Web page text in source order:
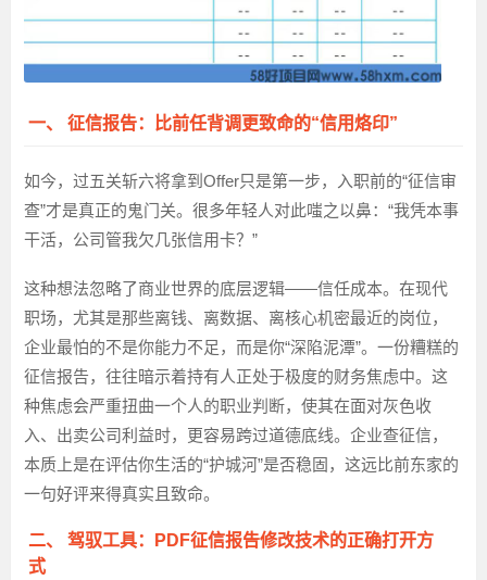
一、 征信报告：比前任背调更致命的“信用烙印”
如今，过五关斩六将拿到Offer只是第一步，入职前的“征信审
查”才是真正的鬼门关。很多年轻人对此嗤之以鼻：“我凭本事
干活，公司管我欠几张信用卡？”
这种想法忽略了商业世界的底层逻辑——信任成本。在现代
职场，尤其是那些离钱、离数据、离核心机密最近的岗位，
企业最怕的不是你能力不足，而是你“深陷泥潭”。一份糟糕的
征信报告，往往暗示着持有人正处于极度的财务焦虑中。这
种焦虑会严重扭曲一个人的职业判断，使其在面对灰色收
入、出卖公司利益时，更容易跨过道德底线。企业查征信，
本质上是在评估你生活的“护城河”是否稳固，这远比前东家的
一句好评来得真实且致命。
二、 驾驭工具：PDF征信报告修改技术的正确打开方
式